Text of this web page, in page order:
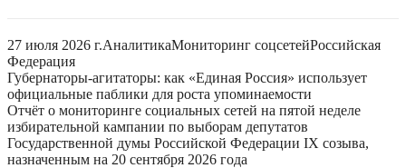
27 июля 2026 г.АналитикаМониторинг соцсетейРоссийская
Федерация
Губернаторы-агитаторы: как «Единая Россия» использует
официальные паблики для роста упоминаемости
Отчёт о мониторинге социальных сетей на пятой неделе
избирательной кампании по выборам депутатов
Государственной думы Российской Федерации IX созыва,
назначенным на 20 сентября 2026 года